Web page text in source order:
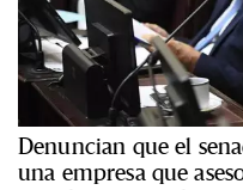
Denuncian que el
una empresa que